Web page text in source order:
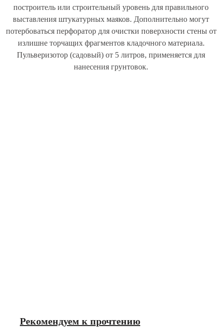
построитель или строительный уровень для правильного
выставления штукатурных маяков. Дополнительно могут
потербоваться перфоратор для очистки поверхности стены от
излишне торчащих фрагментов кладочного материала.
Пульверизотор (садовый) от 5 литров, применяется для
нанесения грунтовок.
Рекомендуем к прочтению